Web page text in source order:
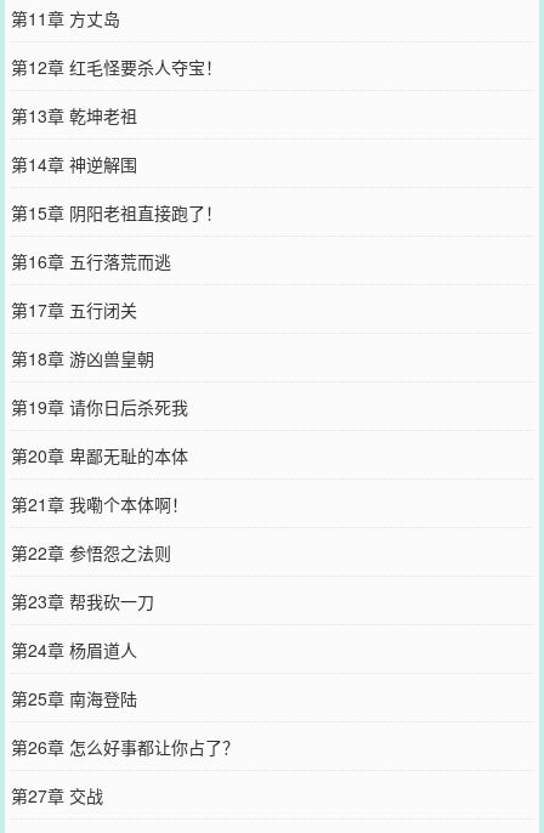
第11章 方丈岛
第12章 红毛怪要杀人夺宝！
第13章 乾坤老祖
第14章 神逆解围
第15章 阴阳老祖直接跑了！
第16章 五行落荒而逃
第17章 五行闭关
第18章 游凶兽皇朝
第19章 请你日后杀死我
第20章 卑鄙无耻的本体
第21章 我嘞个本体啊！
第22章 参悟怨之法则
第23章 帮我砍一刀
第24章 杨眉道人
第25章 南海登陆
第26章 怎么好事都让你占了？
第27章 交战